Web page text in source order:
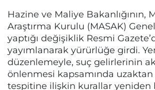
Hazine ve Maliye Bakanlığının,
Araştırma Kurulu (MASAK)
yaptığı değişiklik Resmi
yayımlanarak yürürlüğe girdi.
düzenlemeyle, suç gelirlerinin
önlenmesi kapsamında
tespitine ilişkin kurallar yeniden